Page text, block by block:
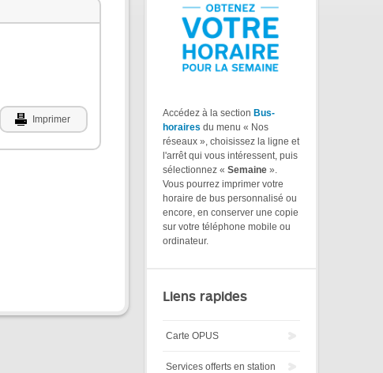
Imprimer
Accédez à la section Bus-
horaires du menu « Nos
réseaux », choisissez la ligne et
l'arrêt qui vous intéressent, puis
sélectionnez « Semaine ».
Vous pourrez imprimer votre
horaire de bus personnalisé ou
encore, en conserver une copie
sur votre téléphone mobile ou
ordinateur.
Liens rapides
Carte OPUS
Services offerts en station